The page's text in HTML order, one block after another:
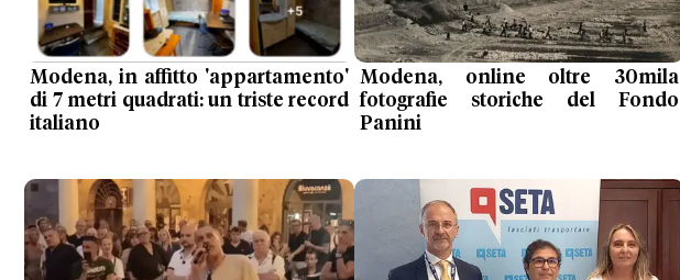
Modena, in affitto 'appartamento'
di 7 metri quadrati: un triste record
italiano
Modena, online oltre 30mila
fotografie storiche del Fondo
Panini